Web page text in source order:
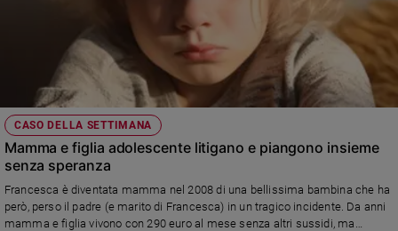
CASO DELLA SETTIMANA
Mamma e figlia adolescente litigano e piangono insieme
senza speranza
Francesca è diventata mamma nel 2008 di una bellissima bambina che ha
però, perso il padre (e marito di Francesca) in un tragico incidente. Da anni
mamma e figlia vivono con 290 euro al mese senza altri sussidi, ma